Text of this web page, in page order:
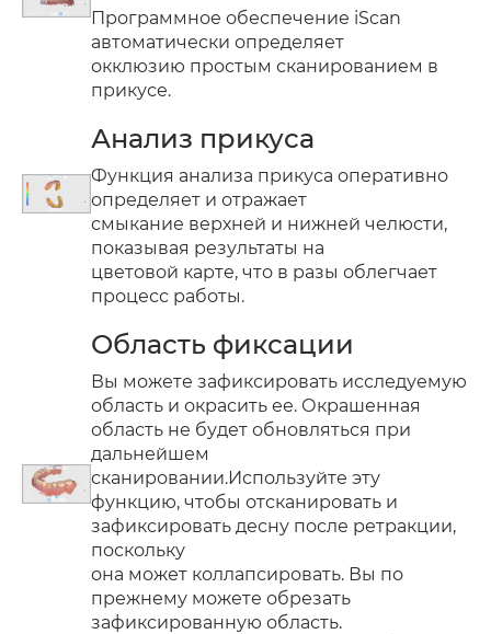
Программное обеспечение iScan
автоматически определяет
окклюзию простым сканированием в
прикусе.
Анализ прикуса
Функция анализа прикуса оперативно
определяет и отражает
смыкание верхней и нижней челюсти,
показывая результаты на
цветовой карте, что в разы облегчает
процесс работы.
Область фиксации
Вы можете зафиксировать исследуемую
область и окрасить ее. Окрашенная
область не будет обновляться при
дальнейшем
сканировании.Используйте эту
функцию, чтобы отсканировать и
зафиксировать десну после ретракции,
поскольку
она может коллапсировать. Вы по
прежнему можете обрезать
зафиксированную область.